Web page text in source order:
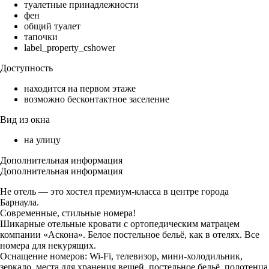
туалетные принадлежности
фен
общий туалет
тапочки
label_property_cshower
Доступность
находится на первом этаже
возможно бесконтактное заселение
Вид из окна
на улицу
Дополнительная информация
Дополнительная информация
Не отель — это хостел премиум-класса в центре города
Барнаула.
Современные, стильные номера!
Шикарные отельные кровати с ортопедическим матрацем
компании «Аскона». Белое постельное бельё, как в отелях. Все
номера для некурящих.
Оснащение номеров: Wi-Fi, телевизор, мини-холодильник,
зеркало, места для хранения вещей, постельное бельё, полотенца